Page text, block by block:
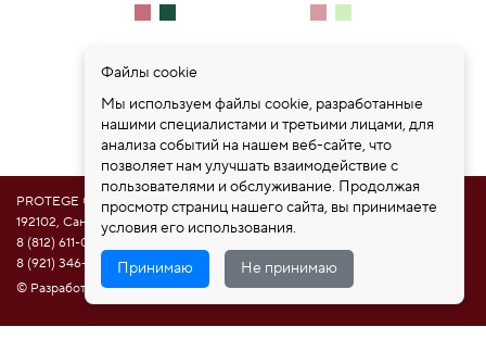
PROTEGE ®
192102, Санкт-Петербург, ул. Самойловой 5, ПСК "Нобелевская дорога"
8 (812) 611-08-81
8 (921) 346-85-39
© Разработка сайта НАМ ИНТЕРЕСНО
Файлы cookie
Мы используем файлы cookie, разработанные
нашими специалистами и третьими лицами, для
анализа событий на нашем веб-сайте, что
позволяет нам улучшать взаимодействие с
пользователями и обслуживание. Продолжая
просмотр страниц нашего сайта, вы принимаете
условия его использования.
Принимаю Не принимаю